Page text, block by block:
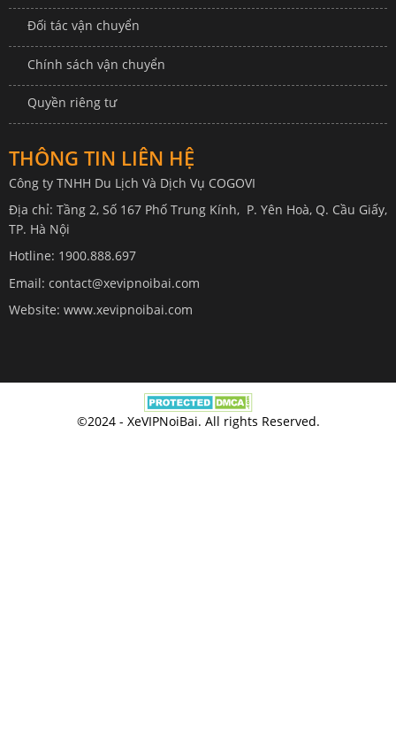
Đối tác vận chuyển
Chính sách vận chuyển
Quyền riêng tư
THÔNG TIN LIÊN HỆ
Công ty TNHH Du Lịch Và Dịch Vụ COGOVI
Địa chỉ: Tầng 2, Số 167 Phố Trung Kính, P. Yên Hoà, Q. Cầu Giấy,
TP. Hà Nội
Hotline: 1900.888.697
Email: contact@xevipnoibai.com
Website: www.xevipnoibai.com
©2024 - XeVIPNoiBai. All rights Reserved.